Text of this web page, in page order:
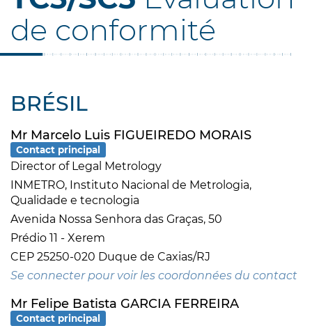
de conformité
BRÉSIL
Mr Marcelo Luis FIGUEIREDO MORAIS
Contact principal
Director of Legal Metrology
INMETRO, Instituto Nacional de Metrologia,
Qualidade e tecnologia
Avenida Nossa Senhora das Graças, 50
Prédio 11 - Xerem
CEP 25250-020 Duque de Caxias/RJ
Se connecter pour voir les coordonnées du contact
Mr Felipe Batista GARCIA FERREIRA
Contact principal